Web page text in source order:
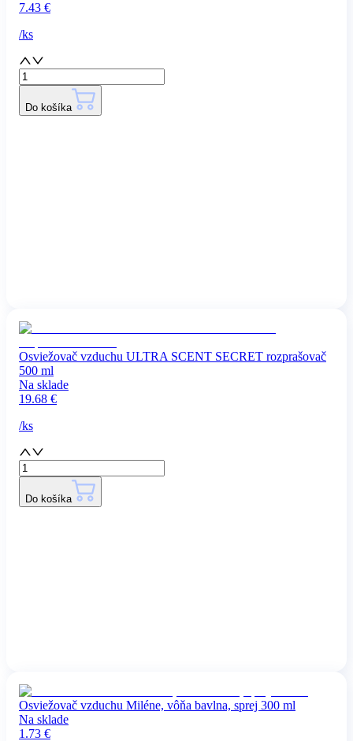
7.43 €
/ks
Do košíka
Osviežovač vzduchu ULTRA SCENT SECRET rozprašovač
500 ml
Na sklade
19.68 €
/ks
Do košíka
Osviežovač vzduchu Miléne, vôňa bavlna, sprej 300 ml
Na sklade
1.73 €